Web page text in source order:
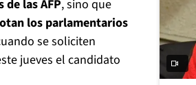
las AFP, sino que
los parlamentarios
se soliciten
jueves el candidato